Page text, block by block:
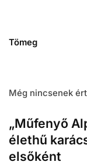
Tömeg
Még nincsenek
„Műfenyő
élethű
elsőként